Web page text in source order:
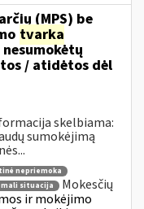
(MPS) be
tvarka
/ atidėtos dėl
skelbiama:
sumokėjimą
nepriemoka
situacija
Mokesčių
ir mokėjimo